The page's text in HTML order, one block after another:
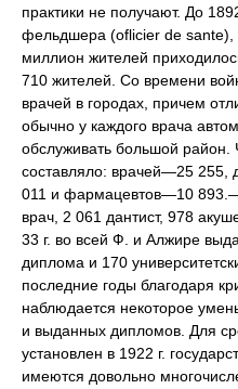
практики не получают. До
фельдшера (oflicier de sante),
миллион жителей
710 жителей. Со времени
врачей в городах, причем
обычно у каждого врача
обслуживать большой район.
составляло: врачей—25 255,
011 и фармацевтов—10
врач, 2 061 дантист, 978
33 г. во всей Ф. и Алжире
диплома и 170
последние годы благодаря
наблюдается некоторое
и выданных дипломов. Для
установлен в 1922 г.
имеются довольно